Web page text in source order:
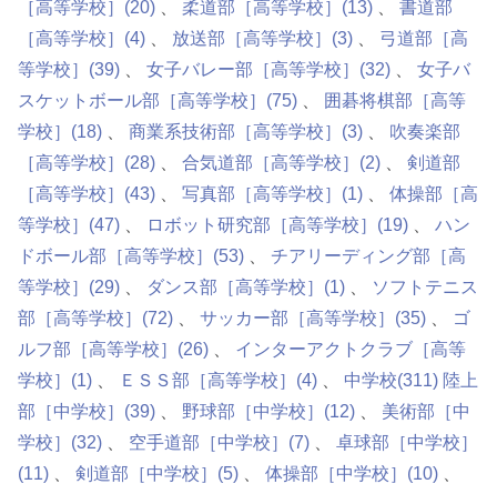
［高等学校］ (20) 柔道部［高等学校］ (13)
書道部
［高等学校］ (4) 放送部［高等学校］ (3)
弓道部［高
等学校］ (39) 女子バレー部［高等学校］ (32)
女子バ
スケットボール部［高等学校］ (75)
囲碁将棋部［高等
学校］ (18) 商業系技術部［高等学校］ (3)
吹奏楽部
［高等学校］ (28) 合気道部［高等学校］ (2)
剣道部
［高等学校］ (43) 写真部［高等学校］ (1)
体操部［高
等学校］ (47) ロボット研究部［高等学校］ (19)
ハン
ドボール部［高等学校］ (53)
チアリーディング部［高
等学校］ (29) ダンス部［高等学校］ (1)
ソフトテニス
部［高等学校］ (72) サッカー部［高等学校］ (35)
ゴ
ルフ部［高等学校］ (26)
インターアクトクラブ［高等
学校］ (1) ＥＳＳ部［高等学校］ (4) 中学校(311) 陸上
部［中学校］ (39) 野球部［中学校］ (12)
美術部［中
学校］ (32) 空手道部［中学校］ (7)
卓球部［中学校］
(11)
剣道部［中学校］ (5) 体操部［中学校］ (10)